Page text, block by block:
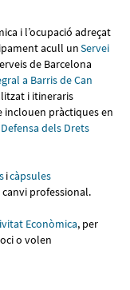
i l’ocupació adreçat
acull unServei
de Barcelona
a Barris de Can
i itineraris
inclouen pràctiques en
dels Drets
icàpsules
professional.
Econòmica, per
o volen